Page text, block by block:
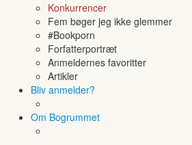
Konkurrencer
Fem bøger jeg ikke glemmer
#Bookporn
Forfatterportræt
Anmeldernes favoritter
Artikler
Bliv anmelder?
Om Bogrummet